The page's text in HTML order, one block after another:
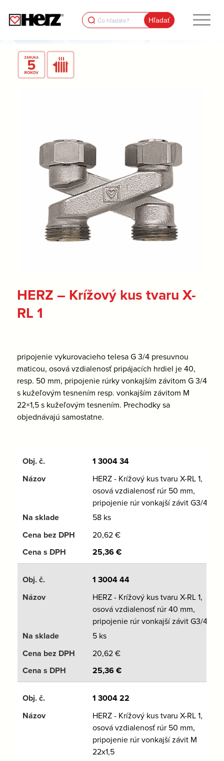
Search
for:
HERZ – Krížový kus tvaru X-
RL 1
pripojenie vykurovacieho telesa G 3/4 presuvnou
maticou, osová vzdialenosť pripájacích hrdiel je 40,
resp. 50 mm, pripojenie rúrky vonkajším závitom G 3/4
s kužeľovým tesnením resp. vonkajším závitom M
22×1,5 s kužeľovým tesnením. Prechodky sa
objednávajú samostatne.
1 3004 34
HERZ - Krížový kus tvaru X-RL 1,
osová vzdialenosť rúr 50 mm,
pripojenie rúr vonkajší závit G3/4
58 ks
20,62€
25,36€
1 3004 44
HERZ - Krížový kus tvaru X-RL 1,
osová vzdialenosť rúr 40 mm,
pripojenie rúr vonkajší závit G3/4
5 ks
20,62€
25,36€
1 3004 22
HERZ - Krížový kus tvaru X-RL 1,
osová vzdialenosť rúr 50 mm,
pripojenie rúr vonkajší závit M
22x1,5